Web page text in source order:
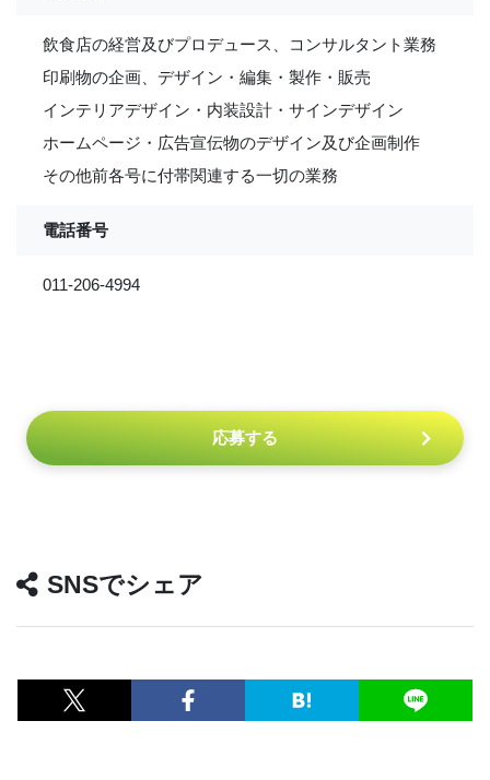
飲食店の経営及びプロデュース、コンサルタント業務
印刷物の企画、デザイン・編集・製作・販売
インテリアデザイン・内装設計・サインデザイン
ホームページ・広告宣伝物のデザイン及び企画制作
その他前各号に付帯関連する一切の業務
電話番号
011-206-4994
応募する
SNSでシェア